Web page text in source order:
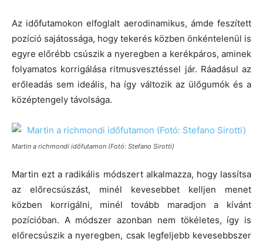
Az időfutamokon elfoglalt aerodinamikus, ámde feszített
pozíció sajátossága, hogy tekerés közben önkéntelenül is
egyre előrébb csúszik a nyeregben a kerékpáros, aminek
folyamatos korrigálása ritmusvesztéssel jár. Ráadásul az
erőleadás sem ideális, ha így változik az ülőgumók és a
középtengely távolsága.
Martin a richmondi időfutamon (Fotó: Stefano Sirotti)
Martin ezt a radikális módszert alkalmazza, hogy lassítsa
az előrecsúszást, minél kevesebbet kelljen menet
közben korrigálni, minél tovább maradjon a kívánt
pozícióban. A módszer azonban nem tökéletes, így is
előrecsúszik a nyeregben, csak legfeljebb kevesebbszer